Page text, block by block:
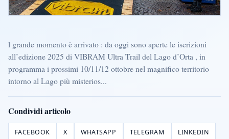
l grande momento è arrivato : da oggi sono aperte le iscrizioni
all’edizione 2025 di VIBRAM Ultra Trail del Lago d’Orta , in
programma i prossimi 10/11/12 ottobre nel magnifico territorio
intorno al Lago più misterios...
Condividi articolo
FACEBOOK X WHATSAPP TELEGRAM LINKEDIN